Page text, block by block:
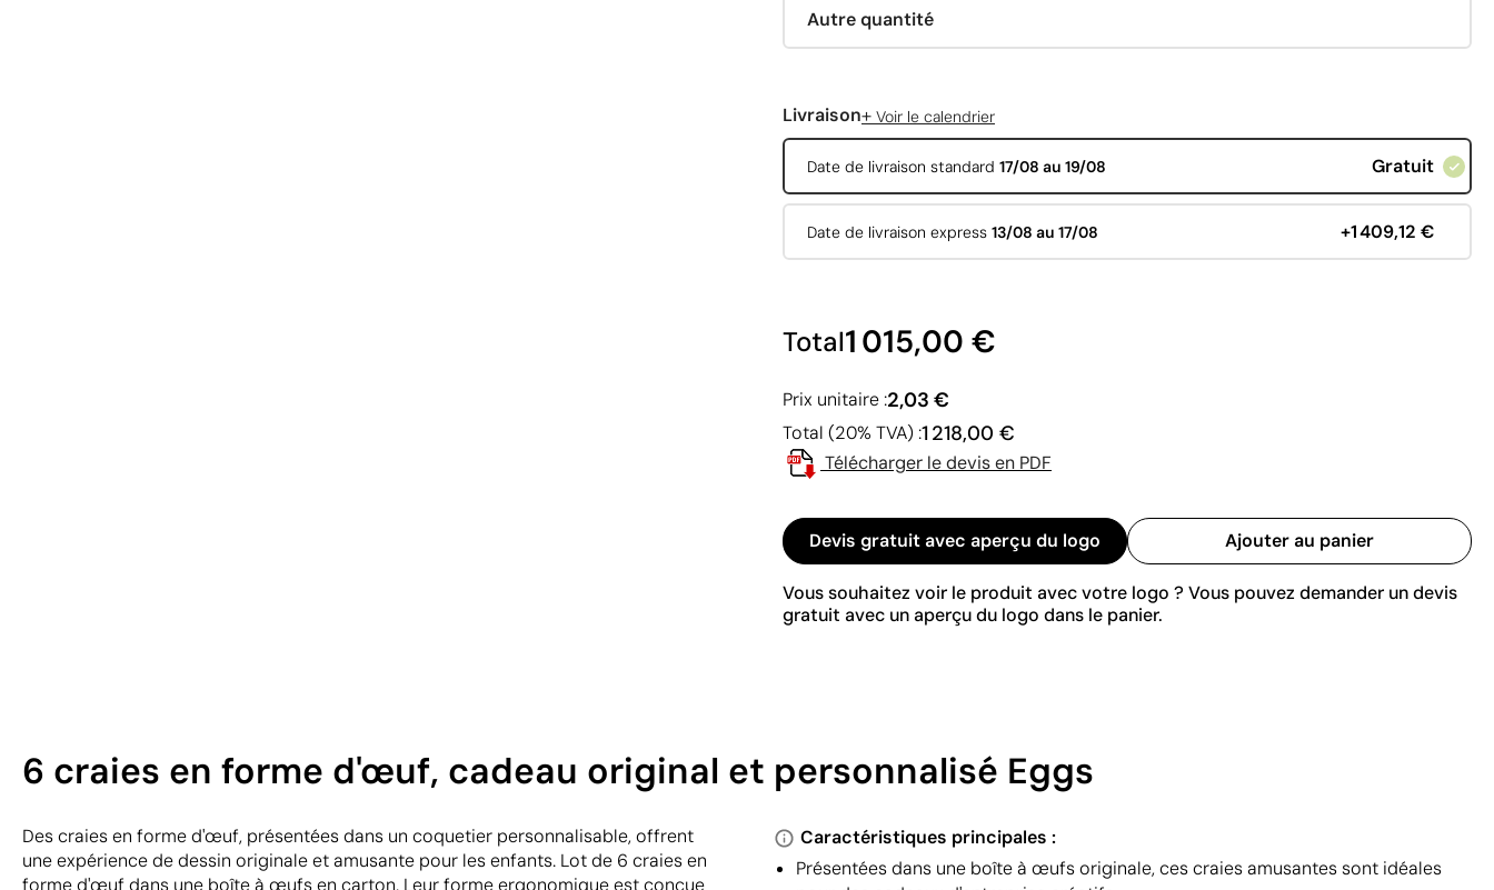
Autre quantité
Livraison+ Voir le calendrier
Date de livraison standard 17/08 au 19/08 Gratuit
Date de livraison express 13/08 au 17/08 +1 409,12 €
Total1 015,00 €
Prix unitaire :2,03 €
Total (20% TVA) :1 218,00 €
Télécharger le devis en PDF
Devis gratuit avec aperçu du logo Ajouter au panier
Vous souhaitez voir le produit avec votre logo ? Vous pouvez demander un devis
gratuit avec un aperçu du logo dans le panier.
6 craies en forme d'œuf, cadeau original et personnalisé Eggs
Des craies en forme d'œuf, présentées dans un coquetier personnalisable, offrent
une expérience de dessin originale et amusante pour les enfants. Lot de 6 craies en
Caractéristiques principales :
Présentées dans une boîte à œufs originale, ces craies amusantes sont idéales